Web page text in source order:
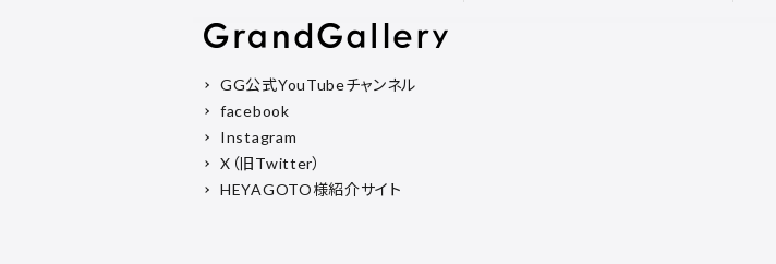
GG公式YouTubeチャンネル
facebook
Instagram
X（旧Twitter）
HEYAGOTO様紹介サイト